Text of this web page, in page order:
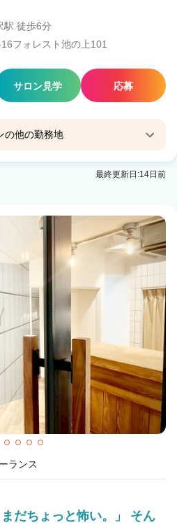
駅 徒歩6分
フォレスト池の上101
サロン見学 応募
の他の勤務地
最終更新日:14日前
ランス
まだちょっと怖い。」 そん